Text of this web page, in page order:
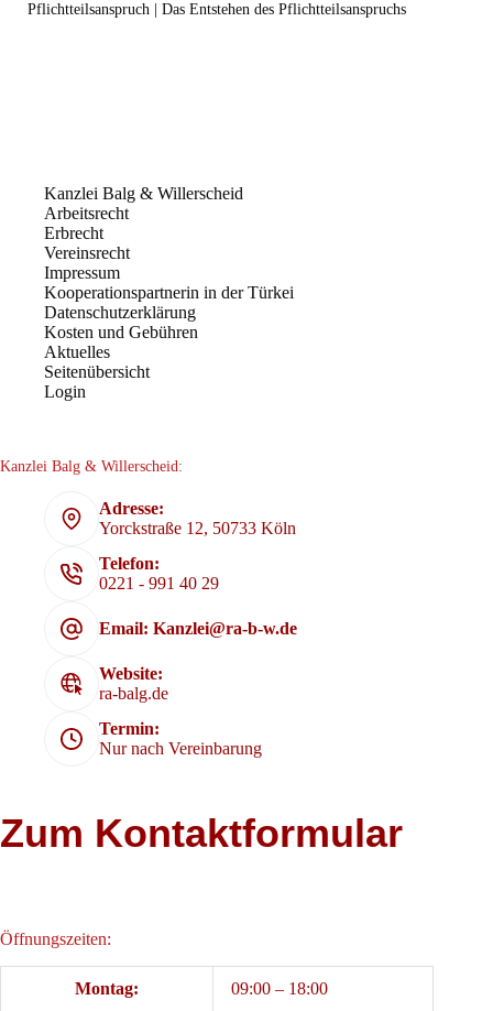
Pflichtteilsanspruch | Das Entstehen des Pflichtteilsanspruchs
Kanzlei Balg & Willerscheid
Arbeitsrecht
Erbrecht
Vereinsrecht
Impressum
Kooperationspartnerin in der Türkei
Datenschutzerklärung
Kosten und Gebühren
Aktuelles
Seitenübersicht
Login
Kanzlei Balg & Willerscheid:
Adresse:
Yorckstraße 12, 50733 Köln
Telefon:
0221 - 991 40 29
Email: Kanzlei@ra-b-w.de
Website:
ra-balg.de
Termin:
Nur nach Vereinbarung
Zum Kontaktformular
Öffnungszeiten:
Montag: 09:00 – 18:00